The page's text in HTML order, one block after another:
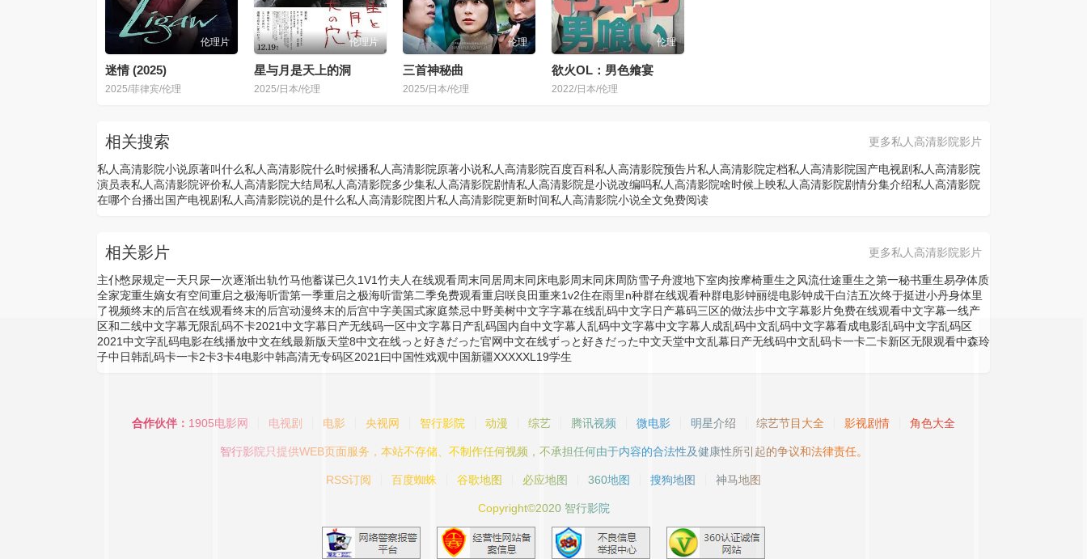
伦理片
迷情 (2025)
2025/菲律宾/伦理
伦理片
星与月是天上的洞
2025/日本/伦理
伦理
三首神秘曲
2025/日本/伦理
伦理
欲火OL：男色飨宴
2022/日本/伦理
更多私人高清影院影片
相关搜索
私人高清影院小说原著叫什么私人高清影院什么时候播私人高清影院原著小说私人高清影院百度百科私人高清影院预告片私人高清影院定档私人高清影院国产电视剧私人高清影院
演员表私人高清影院评价私人高清影院大结局私人高清影院多少集私人高清影院剧情私人高清影院是小说改编吗私人高清影院啥时候上映私人高清影院剧情分集介绍私人高清影院
在哪个台播出 国产电视剧私人高清影院说的是什么私人高清影院图片私人高清影院更新时间私人高清影院小说全文免费阅读
更多私人高清影院影片
相关影片
主仆憋尿规定一天只尿一次逐渐出轨竹马他蓄谋已久1V1竹夫人在线观看周末同居周末同床电影周末同床周防雪子舟渡地下室肉按摩椅重生之风流仕途重生之第一秘书重生易孕体质
全家宠重生嫡女有空间重启之极海听雷第一季重启之极海听雷第二季免费观看重启咲良田重来1v2住在雨里n种群在线观看种群电影钟丽缇电影钟成干白洁五次终于挺进小丹身体里
了视频终末的后宫在线观看终末的后宫动漫终末的后宫中字美国式家庭禁忌中野美树中文字字幕在线乱码中文字日产幕码三区的做法步中文字幕影片免费在线观看中文字幕一线产
区和二线中文字幕无限乱码不卡2021中文字幕日产无线码一区中文字幕日产乱码国内自中文字幕人乱码中文字幕中文字幕人成乱码中文乱码中文字幕看成电影乱码中文字乱码区
2021中文字乱码电影在线播放中文在线最新版天堂8中文在线っと好きだった官网中文在线ずっと好きだった中文天堂中文乱幕日产无线码中文乱码卡一卡二卡新区无限观看中森玲
子中日韩乱码卡一卡2卡3卡4电影中韩高清无专码区2021曰中国性戏观中国新疆XXXXXL19学生
合作伙伴： 1905电影网 电视剧 电影 央视网 智行影院 动漫 综艺 腾讯视频 微电影 明星介绍 综艺节目大全 影视剧情 角色大全
智行影院 只提供WEB页面服务，本站不存储、不制作任何视频，不承担任何由于内容的合法性及健康性所引起的争议和法律责任。
RSS订阅 百度蜘蛛 谷歌地图 必应地图 360地图 搜狗地图 神马地图
Copyright©2020 智行影院